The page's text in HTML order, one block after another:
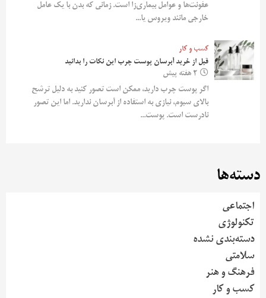
عفونت‌ها و عوامل بیماری‌زا است. زمانی که بدن با یک عامل
خارجی مانند ویروس یا...
کسب و کار
قبل از خرید آبرسان پوست چرب این نکات را بدانید
2 هفته پیش
اگر پوست چرب دارید، ممکن است تصور کنید به دلیل ترشح
بالای سبوم، نیازی به استفاده از آبرسان ندارید. اما این تصور
نادرست است. پوست...
دسته‌ها
اجتماعی
تکنولوژی
دسته‌بندی نشده
سلامتی
فرهنگ و هنر
کسب و کار